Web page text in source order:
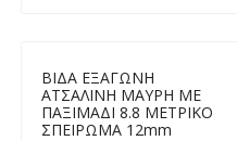
ΒΙΔΑ ΕΞΑΓΩΝΗ
ΑΤΣΑΛΙΝΗ ΜΑΥΡΗ ΜΕ
ΠΑΞΙΜΑΔΙ 8.8 ΜΕΤΡΙΚΟ
ΣΠΕΙΡΩΜΑ 12mm